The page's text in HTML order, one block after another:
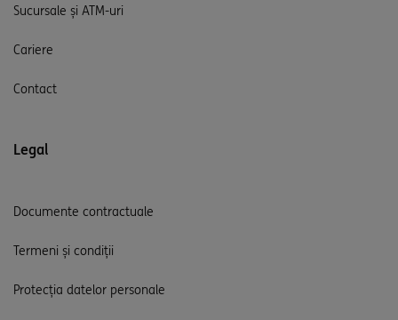
Sucursale și ATM-uri
Cariere
Contact
Legal
Documente contractuale
Termeni și condiții
Protecția datelor personale